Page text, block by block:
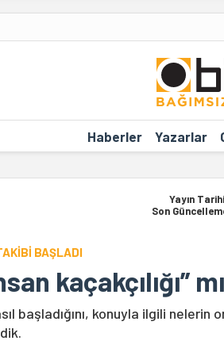
Haberler Yazarlar
Yayın
Son
BAŞLADI
kaçakçılığı”
başladığını, konuyla ilgili nelerin